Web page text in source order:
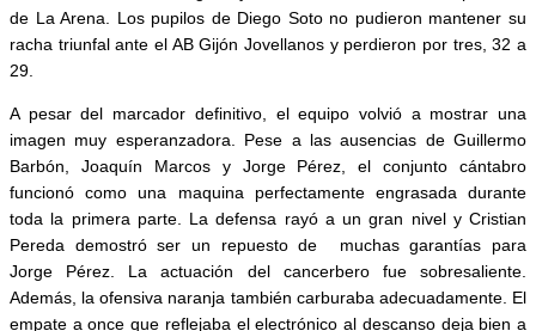
de La Arena. Los pupilos de Diego Soto no pudieron mantener su
racha triunfal ante el AB Gijón Jovellanos y perdieron por tres, 32 a
29.
A pesar del marcador definitivo, el equipo volvió a mostrar una
imagen muy esperanzadora. Pese a las ausencias de Guillermo
Barbón, Joaquín Marcos y Jorge Pérez, el conjunto cántabro
funcionó como una maquina perfectamente engrasada durante
toda la primera parte. La defensa rayó a un gran nivel y Cristian
Pereda demostró ser un repuesto de
muchas garantías para
Jorge Pérez. La actuación del cancerbero fue sobresaliente.
Además, la ofensiva naranja también carburaba adecuadamente. El
empate a once que reflejaba el electrónico al descanso deja bien a